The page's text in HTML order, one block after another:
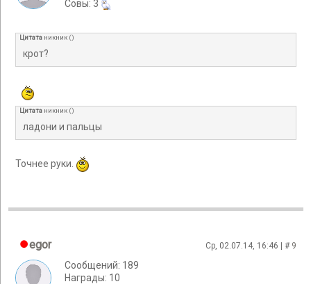
Cовы: 3
Цитата никник ()
крот?
Цитата никник ()
ладони и пальцы
Точнее руки.
egor Ср, 02.07.14, 16:46 | # 9
Сообщений: 189
Награды: 10